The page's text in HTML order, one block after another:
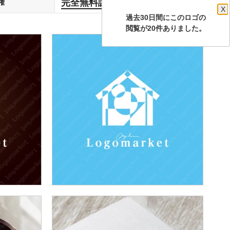
過去30日間にこのロゴの
X
閲覧が20件ありました。